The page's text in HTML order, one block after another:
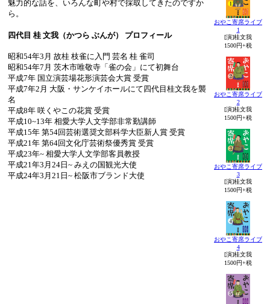
魅力的な話を、いろんな町や村で採取してきたのですか
ら。
四代目 桂 文我（かつら ぶんが） プロフィール
昭和54年3月 故桂 枝雀に入門 芸名 桂 雀司
昭和54年7月 茨木市唯敬寺「雀の会」にて初舞台
平成7年 国立演芸場花形演芸会大賞 受賞
平成7年2月 大阪・サンケイホールにて四代目桂文我を襲
名
平成8年 咲くやこの花賞 受賞
平成10~13年 相愛大学人文学部非常勤講師
平成15年 第54回芸術選奨文部科学大臣新人賞 受賞
平成21年 第64回文化庁芸術祭優秀賞 受賞
平成23年~ 相愛大学人文学部客員教授
平成21年3月24日~ みえの国観光大使
平成24年3月21日~ 松阪市ブランド大使
おやこ寄席ライブ
1
[演]桂文我
1500円+税
おやこ寄席ライブ
2
[演]桂文我
1500円+税
おやこ寄席ライブ
3
[演]桂文我
1500円+税
おやこ寄席ライブ
4
[演]桂文我
1500円+税